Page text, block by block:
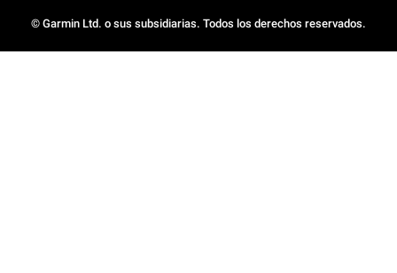
© Garmin Ltd. o sus subsidiarias. Todos los derechos reservados.